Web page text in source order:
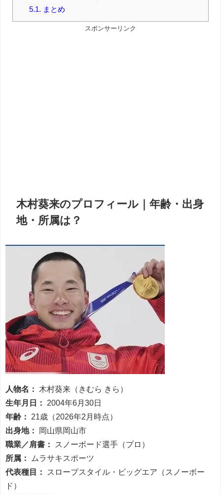
5.1. まとめ
スポンサーリンク
木村葵来のプロフィール｜年齢・出身
地・所属は？
人物名：
木村葵来（きむら きら）
生年月日：
2004年6月30日
年齢：
21歳（2026年2月時点）
出身地：
岡山県岡山市
職業／肩書：
スノーボード選手（プロ）
所属：
ムラサキスポーツ
代表種目：
スロープスタイル・ビッグエア（スノーボー
ド）